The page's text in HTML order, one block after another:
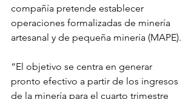
compañía pretende establecer
operaciones formalizadas de minería
artesanal y de pequeña minería (MAPE).
“El objetivo se centra en generar
pronto efectivo a partir de los ingresos
de la minería para el cuarto trimestre